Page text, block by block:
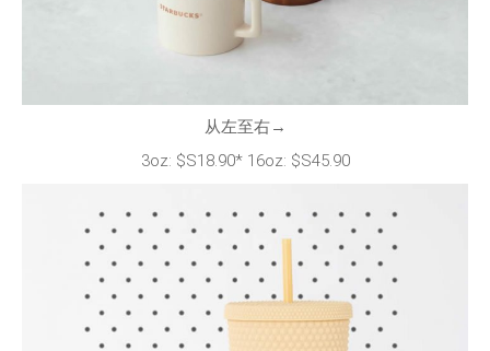
从左至右→
3oz: $S18.90* 16oz: $S45.90